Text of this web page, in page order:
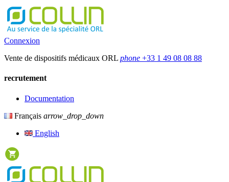
Connexion
Vente de dispositifs médicaux ORL phone +33 1 49 08 08 88
recrutement
Documentation
Français arrow_drop_down
English